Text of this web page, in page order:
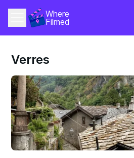
Where
Filmed
Verres